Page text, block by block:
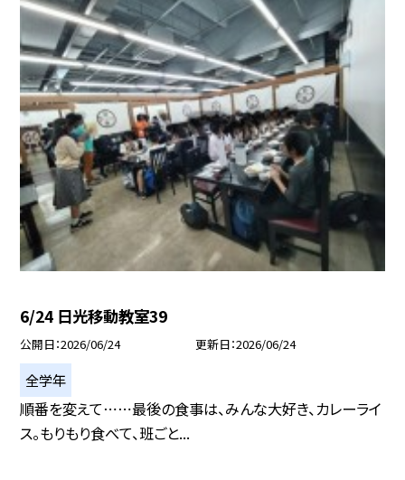
6/24 日光移動教室39
公開日 2026/06/24 更新日 2026/06/24
全学年
順番を変えて⋯⋯最後の食事は、みんな大好き、カレーライ
ス。もりもり食べて、班ごと...